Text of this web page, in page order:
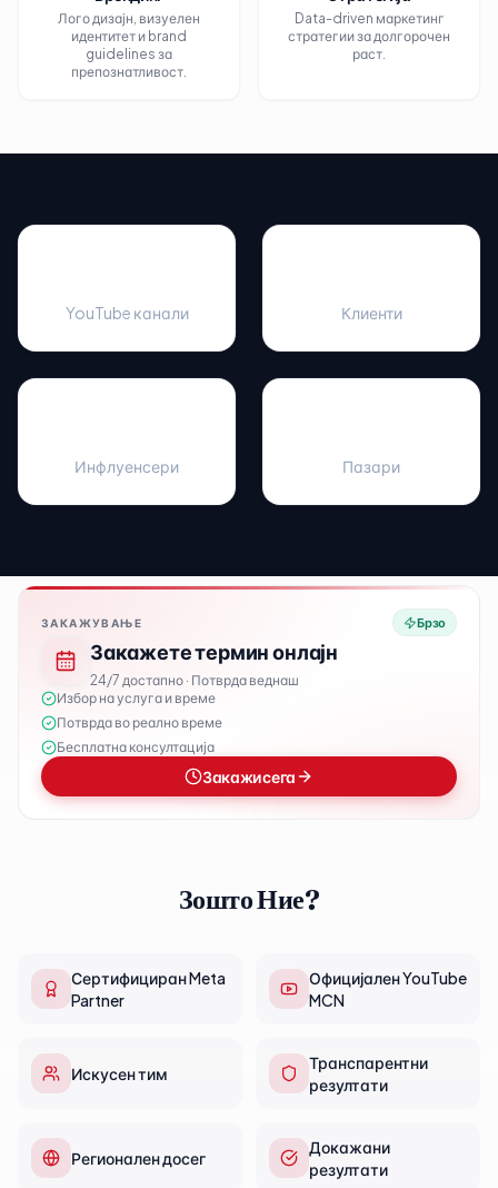
Лого дизајн, визуелен
идентитет и brand
guidelines за
препознатливост.
Data-driven маркетинг
стратегии за долгорочен
раст.
YouTube канали Клиенти
Инфлуенсери Пазари
ЗАКАЖУВАЊЕ Брзо
Закажете термин онлајн
24/7 достапно · Потврда веднаш
Избор на услуга и време
Потврда во реално време
Бесплатна консултација
Закажи сега
Зошто Ние?
Сертифициран Meta
Partner
Официјален YouTube
MCN
Искусен тим
Транспарентни
резултати
Регионален досег
Докажани
резултати